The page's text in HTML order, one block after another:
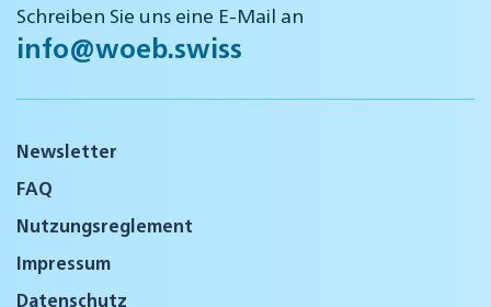
Schreiben Sie uns eine E-Mail an
info@woeb.swiss
Newsletter
FAQ
Nutzungsreglement
Impressum
Datenschutz